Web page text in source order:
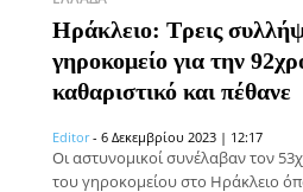
Ηράκλειο: Τρεις
γηροκομείο για την
καθαριστικό και πέθανε
Editor - 6 Δεκεμβρίου 2023 | 12:17
Οι αστυνομικοί συνέλαβαν τον
του γηροκομείου στο Ηράκλειο